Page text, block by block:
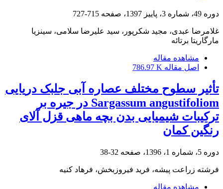
دوره 49، شماره 3، پاییز 1397، صفحه 715-727
غلامرضا عبدی، مجید شکرپور، سید علیرضا سلامی، سینزیا
مارگاریتا برتائه
مشاهده مقاله
اصل مقاله 786.97 K
تأثیر سطوح مختلف عصاره آبی جلبک دریایی
Sargassum angustifoliom در جیره بر
ترکیبات شیمیایی بدن بچه ماهی قزل آلای
رنگین کمان
دوره 5، شماره 1، 1396، صفحه 32-38
فرشته زراعت پیشه، فرید فیروزبخش، فرهاد کنیه
مشاهده مقاله